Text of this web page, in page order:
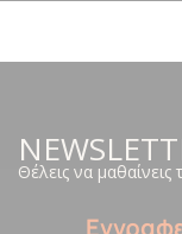
Θέλεις να